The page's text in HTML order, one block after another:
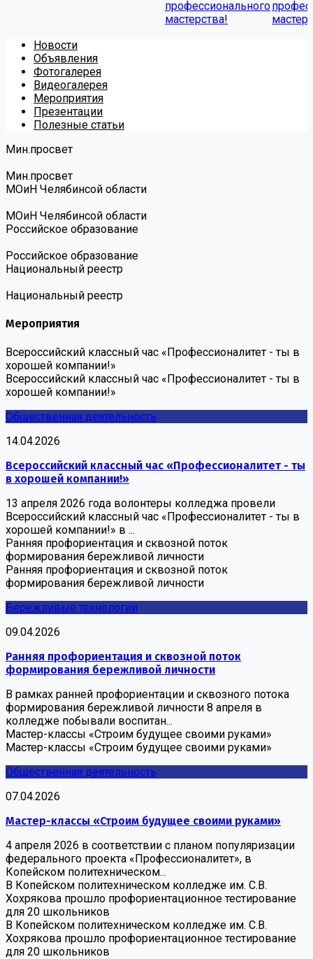
профессионального
мастерства!
Новости
Объявления
Фотогалерея
Видеогалерея
Мероприятия
Презентации
Полезные статьи
Мин.просвет
Мин.просвет
МОиН Челябинсой области
МОиН Челябинсой области
Российское образование
Российское образование
Национальный реестр
Национальный реестр
Мероприятия
Всероссийский классный час «Профессионалитет - ты в
хорошей компании!»
Всероссийский классный час «Профессионалитет - ты в
хорошей компании!»
Общественная деятельность
14.04.2026
Всероссийский классный час «Профессионалитет - ты
в хорошей компании!»
13 апреля 2026 года волонтеры колледжа провели
Всероссийский классный час «Профессионалитет - ты в
хорошей компании!» в ...
Ранняя профориентация и сквозной поток
формирования бережливой личности
Ранняя профориентация и сквозной поток
формирования бережливой личности
Бережливые технологии
09.04.2026
Ранняя профориентация и сквозной поток
формирования бережливой личности
В рамках ранней профориентации и сквозного потока
формирования бережливой личности 8 апреля в
колледже побывали воспитан...
Мастер-классы «Строим будущее своими руками»
Мастер-классы «Строим будущее своими руками»
Общественная деятельность
07.04.2026
Мастер-классы «Строим будущее своими руками»
4 апреля 2026 в соответствии с планом популяризации
федерального проекта «Профессионалитет», в
Копейском политехническом...
В Копейском политехническом колледже им. С.В.
Хохрякова прошло профориентационное тестирование
для 20 школьников
В Копейском политехническом колледже им. С.В.
Хохрякова прошло профориентационное тестирование
для 20 школьников